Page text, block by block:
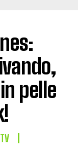
pelle